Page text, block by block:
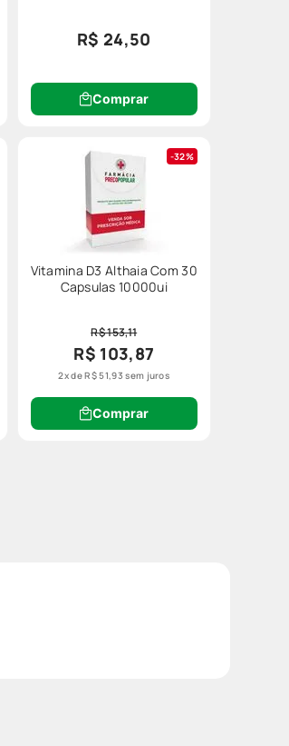
R$ 24,50
Comprar
32%
Vitamina D3 Althaia Com 30
Capsulas 10000ui
R$ 153,11
R$ 103,87
2x deR$51,93 sem juros
Comprar